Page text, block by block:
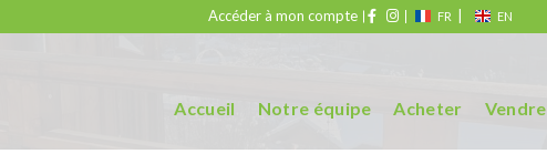
Accéder à mon compte FR EN
Accueil Notre équipe Acheter Vendre